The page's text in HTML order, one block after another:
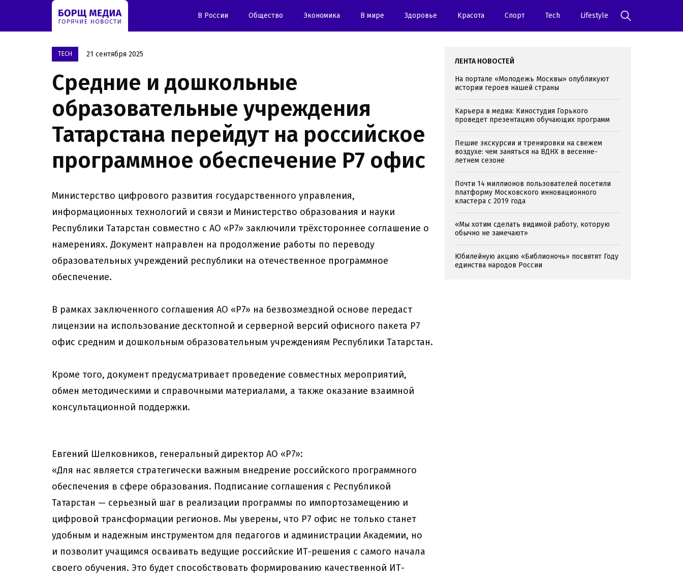
В России Oбщество Экономика В мире Здоровье Kрасота Спорт Tech Lifestyle
TECH 21 сентября 2025
Средние и дошкольные
образовательные учреждения
Татарстана перейдут на российское
программное обеспечение Р7 офис
Министерство цифрового развития государственного управления,
информационных технологий и связи и Министерство образования и науки
Республики Татарстан совместно с АО «Р7» заключили трёхстороннее соглашение о
намерениях. Документ направлен на продолжение работы по переводу
образовательных учреждений республики на отечественное программное
обеспечение.
В рамках заключенного соглашения АО «Р7» на безвозмездной основе передаст
лицензии на использование десктопной и серверной версий офисного пакета Р7
офис средним и дошкольным образовательным учреждениям Республики Татарстан.
Кроме того, документ предусматривает проведение совместных мероприятий,
обмен методическими и справочными материалами, а также оказание взаимной
консультационной поддержки.
Евгений Шелковников, генеральный директор АО «Р7»:
«Для нас является стратегически важным внедрение российского программного
обеспечения в сфере образования. Подписание соглашения с Республикой
Татарстан — серьезный шаг в реализации программы по импортозамещению и
цифровой трансформации регионов. Мы уверены, что Р7 офис не только станет
удобным и надежным инструментом для педагогов и администрации Академии, но
и позволит учащимся осваивать ведущие российские ИТ-решения с самого начала
своего обучения. Это будет способствовать формированию качественной ИТ-
ЛЕНТА НОВОСТЕЙ
На портале «Молодежь Москвы» опубликуют
истории героев нашей страны
Карьера в медиа: Киностудия Горького
проведет презентацию обучающих программ
Пешие экскурсии и тренировки на свежем
воздухе: чем заняться на ВДНХ в весенне-
летнем сезоне
Почти 14 миллионов пользователей посетили
платформу Московского инновационного
кластера с 2019 года
«Мы хотим сделать видимой работу, которую
обычно не замечают»
Юбилейную акцию «Библионочь» посвятят Году
единства народов России